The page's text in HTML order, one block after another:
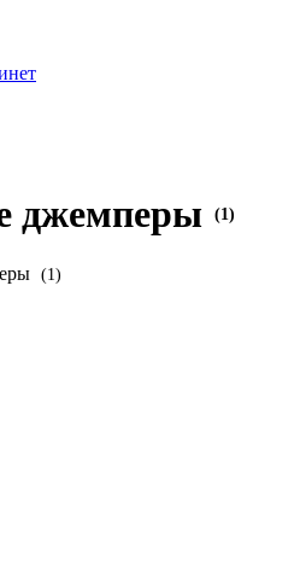
джемперы (1)
(1)